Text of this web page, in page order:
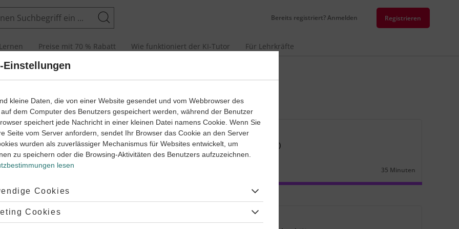
Bereits registriert? Anmelden Registrieren
Suchen
Preise mit 70 % Rabatt Wie funktioniert der KI-Tutor Für Lehrkräfte
und Abiturprüfungen
Ägypten (1)
Klasse6
Klassenarbeit
Das alte Ägypten (2)
Dauer:
35 Minuten
Einstellungen
kleine Daten, die von einer Website gesendet und vom Webbrowser des
dem Computer des Benutzers gespeichert werden, während der Benutzer
speichert jede Nachricht in einer kleinen Datei namens Cookie. Wenn Sie
Seite vom Server anfordern, sendet Ihr Browser das Cookie an den Server
wurden als zuverlässiger Mechanismus für Websites entwickelt, um
zu speichern oder die Browsing-Aktivitäten des Benutzers aufzuzeichnen.
lesen
Cookies
Cookies